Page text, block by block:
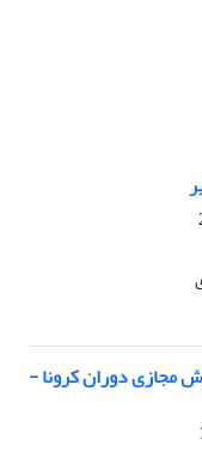
مجازی دوران کرونا -